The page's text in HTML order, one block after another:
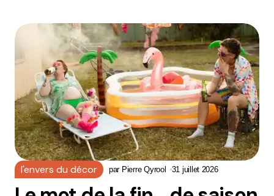
l'envers du décor par Pierre Qyrool 31 juillet 2026